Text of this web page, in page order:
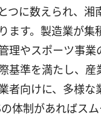
つに数えられ、
ます。製造業が
理やスポーツ事
基準を満たし、
者向けに、多様
体制があればス